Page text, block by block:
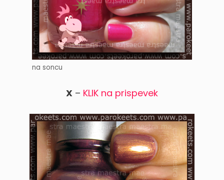
na soncu
X – KLIK na prispevek